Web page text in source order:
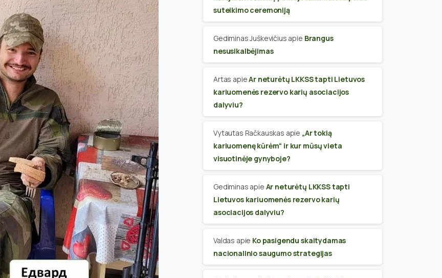
suteikimo ceremoniją
Gediminas Juškevičius apie Brangus
nesusikalbėjimas
Artas apieAr neturėtų LKKSS tapti Lietuvos
kariuomenės rezervo karių asociacijos
dalyviu?
Vytautas Račkauskas apie „Ar tokią
kariuomenę kūrėm“ ir kur mūsų vieta
visuotinėje gynyboje?
Gediminas apie Ar neturėtų LKKSS tapti
Lietuvos kariuomenės rezervo karių
asociacijos dalyviu?
Valdas apie Ko pasigendu skaitydamas
nacionalinio saugumo strategijas